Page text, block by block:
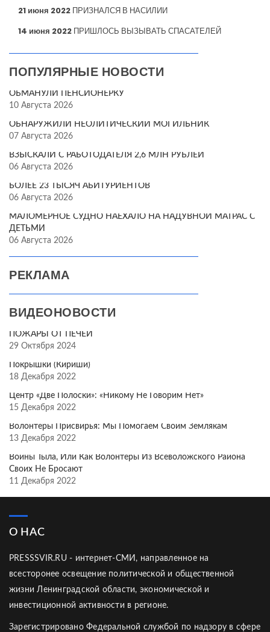
21 июня 2022 ПРИЗНАЛСЯ В НАСИЛИИ
14 июня 2022 ПРИШЛОСЬ ВЫЗЫВАТЬ СПАСАТЕЛЕЙ
ПОПУЛЯРНЫЕ НОВОСТИ
ОБМАНУЛИ ПЕНСИОНЕРКУ
10 Августа 2026
ОБНАРУЖИЛИ НЕОЛИТИЧЕСКИЙ МОГИЛЬНИК
07 Августа 2026
ВЗЫСКАЛИ С РАБОТОДАТЕЛЯ 2,6 МЛН РУБЛЕЙ
06 Августа 2026
БОЛЕЕ 23 ТЫСЯЧ АБИТУРИЕНТОВ
06 Августа 2026
МАЛОМЕРНОЕ СУДНО НАЕХАЛО НА НАДУВНОЙ МАТРАС С
ДЕТЬМИ
06 Августа 2026
РЕКЛАМА
ВИДЕОНОВОСТИ
ПОЖАРЫ ОТ ПЕЧЕЙ
29 Октября 2024
Покрышки (Кириши)
18 Декабря 2022
Центр «Две Полоски»: «Никому Не Говорим Нет»
15 Декабря 2022
Волонтёры Присвирья: Мы Помогаем Своим Землякам
13 Декабря 2022
Воины Тыла, Или Как Волонтёры Из Всеволожского Района
Своих Не Бросают
11 Декабря 2022
О НАС
PRESSSVIR.RU - интернет-СМИ, направленное на
всесторонее освещение политической и общественной
жизни Ленинградской области, экономической и
инвестиционной активности в регионе.
Зарегистрировано Федеральной службой по надзору в сфере